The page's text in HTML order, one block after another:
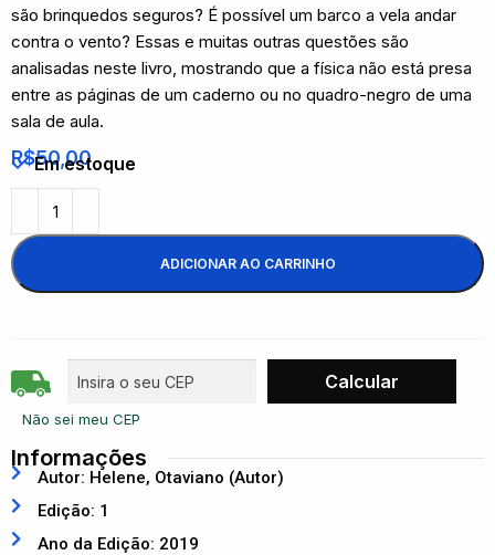
são brinquedos seguros? É possível um barco a vela andar
contra o vento? Essas e muitas outras questões são
analisadas neste livro, mostrando que a física não está presa
entre as páginas de um caderno ou no quadro-negro de uma
sala de aula.
R$50,00
Em estoque
ADICIONAR AO CARRINHO
Não sei meu CEP
Informações
Autor: Helene, Otaviano (Autor)
Edição: 1
Ano da Edição: 2019